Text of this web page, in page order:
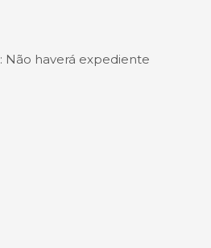
: Não haverá expediente